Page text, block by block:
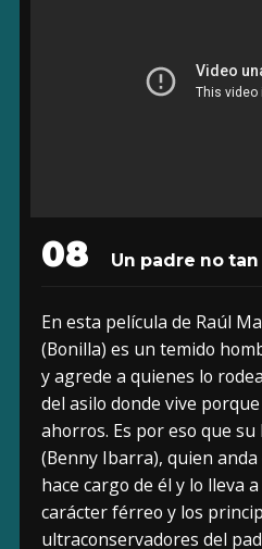
08 Un padre no
En esta película de Raúl
(Bonilla) es un temido
y agrede a quienes lo
del asilo donde vive
ahorros. Es por eso que
(Benny Ibarra), quien
hace cargo de él y lo lleva
carácter férreo y los
ultraconservadores del